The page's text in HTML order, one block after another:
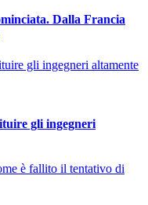
Dalla Francia
gli ingegneri